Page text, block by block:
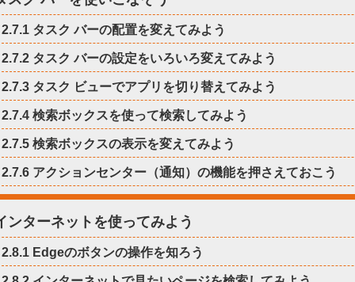
2.7.1 タスク バーの配置を変えてみよう
2.7.2 タスク バーの設定をいろいろ変えてみよう
2.7.3 タスク ビューでアプリを切り替えてみよう
2.7.4 検索ボックスを使って検索してみよう
2.7.5 検索ボックスの表示を変えてみよう
2.7.6 アクションセンター（通知）の機能を押さえておこう
ンターネットを使ってみよう
2.8.1 Edgeのボタンの操作を知ろう